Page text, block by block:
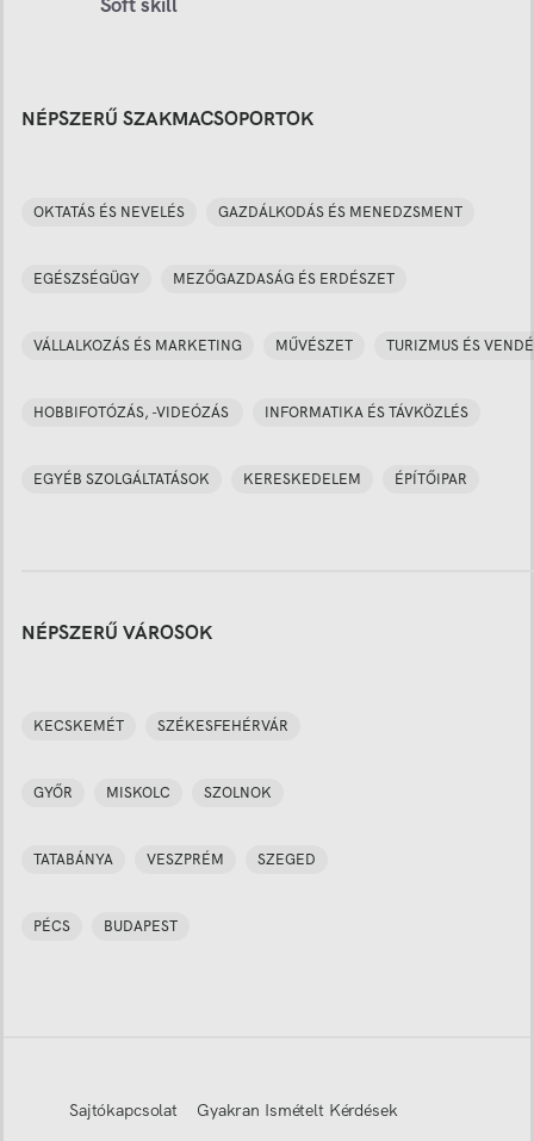
NÉPSZERŰ SZAKMACSOPORTOK
OKTATÁS ÉS NEVELÉS GAZDÁLKODÁS ÉS MENEDZSMENT
EGÉSZSÉGÜGY MEZŐGAZDASÁG ÉS ERDÉSZET
VÁLLALKOZÁS ÉS MARKETING MŰVÉSZET TURIZMUS ÉS
HOBBIFOTÓZÁS, -VIDEÓZÁS INFORMATIKA ÉS TÁVKÖZLÉS
EGYÉB SZOLGÁLTATÁSOK KERESKEDELEM ÉPÍTŐIPAR
NÉPSZERŰ VÁROSOK
KECSKEMÉT SZÉKESFEHÉRVÁR
GYŐR MISKOLC SZOLNOK
TATABÁNYA VESZPRÉM SZEGED
PÉCS BUDAPEST
Sajtókapcsolat Gyakran Ismételt Kérdések